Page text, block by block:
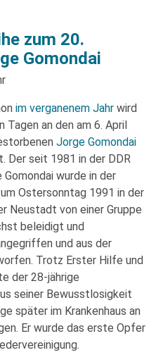
zum 20.
Gomondai
im verganenem Jahr wird
Tagen an den am 6. April
Jorge Gomondai
Der seit 1981 in der DDR
Gomondai wurde in der
Ostersonntag 1991 in der
Neustadt von einer Gruppe
beleidigt und
und aus der
Trotz Erster Hilfe und
der 28-jährige
seiner Bewusstlosigkeit
später im Krankenhaus an
Er wurde das erste Opfer